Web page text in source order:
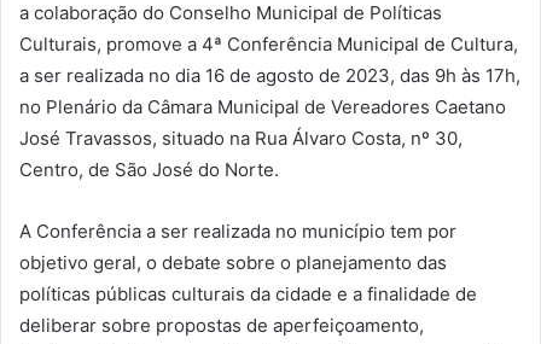
a colaboração do Conselho Municipal de Políticas
Culturais, promove a 4ª Conferência Municipal de Cultura,
a ser realizada no dia 16 de agosto de 2023, das 9h às 17h,
no Plenário da Câmara Municipal de Vereadores Caetano
José Travassos, situado na Rua Álvaro Costa, nº 30,
Centro, de São José do Norte.
A Conferência a ser realizada no município tem por
objetivo geral, o debate sobre o planejamento das
políticas públicas culturais da cidade e a finalidade de
deliberar sobre propostas de aperfeiçoamento,